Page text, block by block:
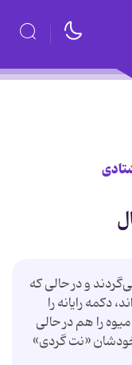
و در حالی که
دکمه رایانه را
را هم در حالی
«نت گردی»